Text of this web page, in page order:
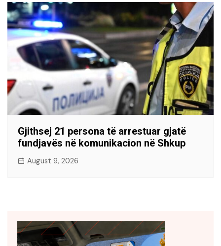
Gjithsej 21 persona të arrestuar gjatë
fundjavës në komunikacion në Shkup
August 9, 2026